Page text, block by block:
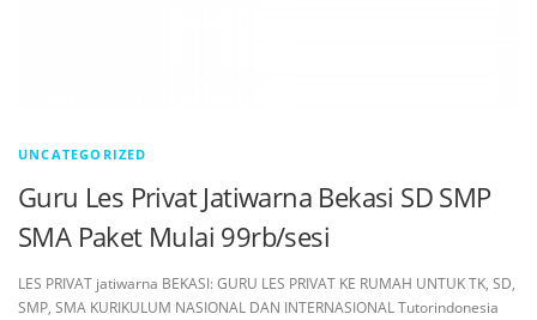
UNCATEGORIZED
Guru Les Privat Jatiwarna Bekasi SD SMP
SMA Paket Mulai 99rb/sesi
LES PRIVAT jatiwarna BEKASI: GURU LES PRIVAT KE RUMAH UNTUK TK, SD,
SMP, SMA KURIKULUM NASIONAL DAN INTERNASIONAL Tutorindonesia